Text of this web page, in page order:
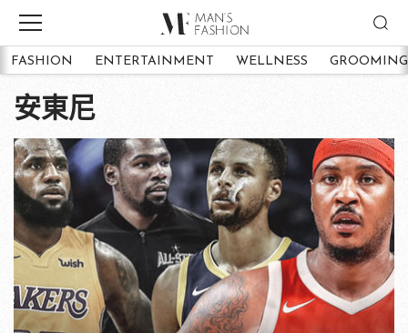
FASHION ENTERTAINMENT WELLNESS GROOMING
安東尼